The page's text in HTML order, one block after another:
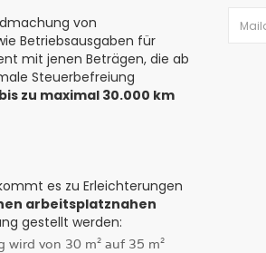
von
Betriebsausgaben für
mit jenen Beträgen, die ab
Steuerbefreiung
zu maximal 30.000 km
es zu Erleichterungen
arbeitsplatznahen
gestellt werden:
wird von 30 m² auf 35 m²